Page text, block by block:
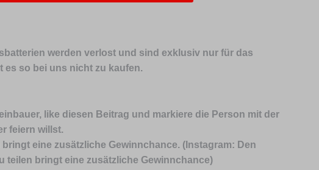
werden verlost und sind exklusiv nur für das
es so bei uns nicht zu kaufen.
like diesen Beitrag und markiere die Person mit der
feiern willst.
bringt eine zusätzliche Gewinnchance. (Instagram: Den
teilen bringt eine zusätzliche Gewinnchance)